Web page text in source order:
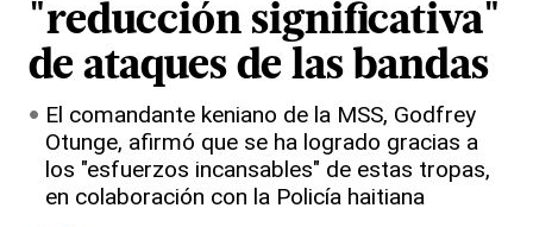
"reducción significativa"
de ataques de las bandas
El comandante keniano de la MSS, Godfrey
Otunge, afirmó que se ha logrado gracias a
los "esfuerzos incansables" de estas tropas,
en colaboración con la Policía haitiana